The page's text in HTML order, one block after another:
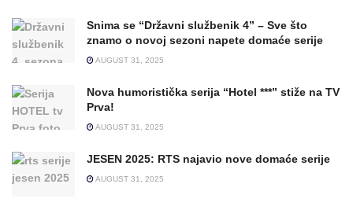
Snima se “Državni službenik 4” – Sve što
znamo o novoj sezoni napete domaće serije
AUGUST 31, 2025
Nova humoristička serija “Hotel ***” stiže na TV
Prva!
AUGUST 31, 2025
JESEN 2025: RTS najavio nove domaće serije
AUGUST 31, 2025